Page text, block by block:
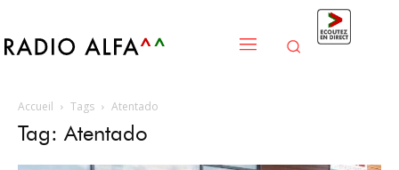
Accueil Tags Atentado
Tag: Atentado